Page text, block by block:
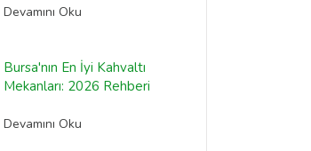
Devamını Oku
Bursa'nın En İyi Kahvaltı
Mekanları: 2026 Rehberi
Devamını Oku